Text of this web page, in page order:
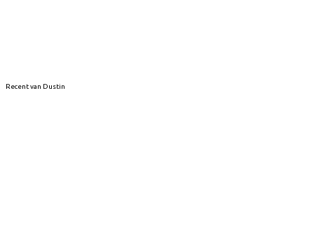
Recent van Dustin